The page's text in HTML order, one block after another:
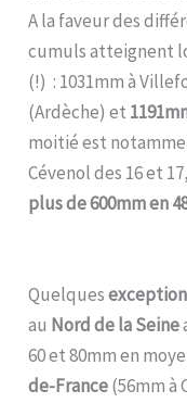
A la faveur des
cumuls atteignent
(!) : 1031mm à
(Ardèche) et
moitié est
Cévenol des 16 et
plus de 600mm en
Quelques
au Nord de la Seine
60 et 80mm en
de-France(56mm à